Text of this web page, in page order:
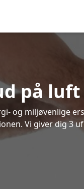
på
og miljøvenlige
Vi giver dig 3